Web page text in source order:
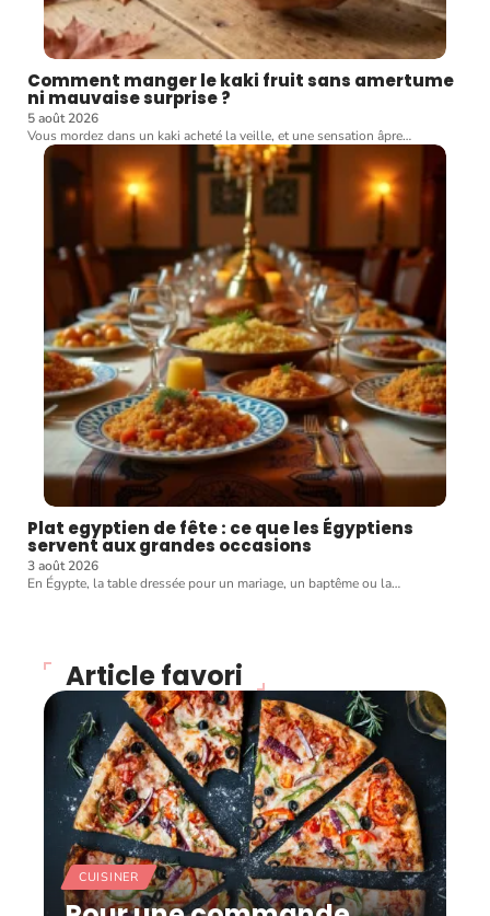
Comment manger le kaki fruit sans amertume
ni mauvaise surprise ?
5 août 2026
Vous mordez dans un kaki acheté la veille, et une sensation âpre…
Plat egyptien de fête : ce que les Égyptiens
servent aux grandes occasions
3 août 2026
En Égypte, la table dressée pour un mariage, un baptême ou la…
Article favori
CUISINER